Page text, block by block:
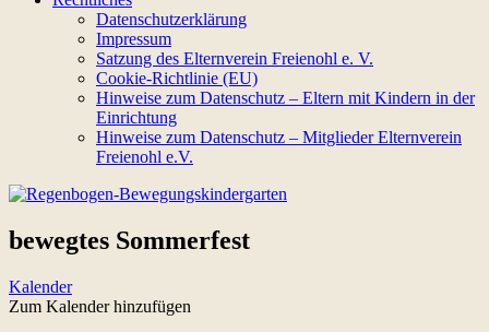
Datenschutzerklärung
Impressum
Satzung des Elternverein Freienohl e. V.
Cookie-Richtlinie (EU)
Hinweise zum Datenschutz – Eltern mit Kindern in der
Einrichtung
Hinweise zum Datenschutz – Mitglieder Elternverein
Freienohl e.V.
bewegtes Sommerfest
Kalender
Zum Kalender hinzufügen